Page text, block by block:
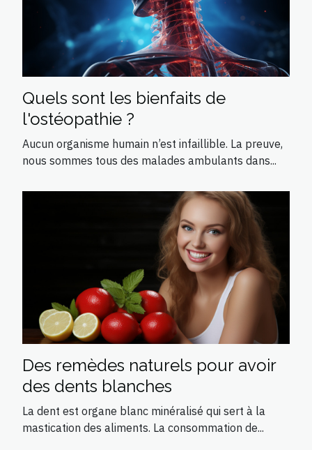
Quels sont les bienfaits de
l'ostéopathie ?
Aucun organisme humain n’est infaillible. La preuve,
nous sommes tous des malades ambulants dans...
Des remèdes naturels pour avoir
des dents blanches
La dent est organe blanc minéralisé qui sert à la
mastication des aliments. La consommation de...